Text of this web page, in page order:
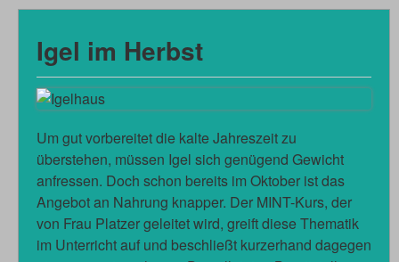
Igel im Herbst
Um gut vorbereitet die kalte Jahreszeit zu
überstehen, müssen Igel sich genügend Gewicht
anfressen. Doch schon bereits im Oktober ist das
Angebot an Nahrung knapper. Der MINT-Kurs, der
von Frau Platzer geleitet wird, greift diese Thematik
im Unterricht auf und beschließt kurzerhand dagegen